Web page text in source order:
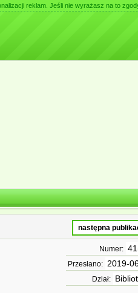
reklam. Jeśli nie wyrażasz na to
następna
Numer:
Przesłano: 2019-
Dział: